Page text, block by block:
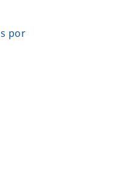
por